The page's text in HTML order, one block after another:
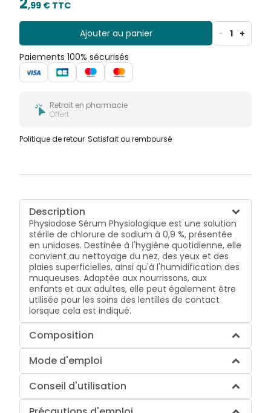
,99 € TTC
Ajouter au panier - 1 +
Paiements 100% sécurisés
Retrait en pharmacie
Offert
Politique de retour Satisfait ou remboursé
Description
Physiodose Sérum Physiologique est une solution
stérile de chlorure de sodium à 0,9 %, présentée
en unidoses. Destinée à l'hygiène quotidienne, elle
convient au nettoyage du nez, des yeux et des
plaies superficielles, ainsi qu'à l'humidification des
muqueuses. Adaptée aux nourrissons, aux
enfants et aux adultes, elle peut également être
utilisée pour les soins des lentilles de contact
lorsque cela est indiqué.
Composition
Mode d'emploi
Conseil d'utilisation